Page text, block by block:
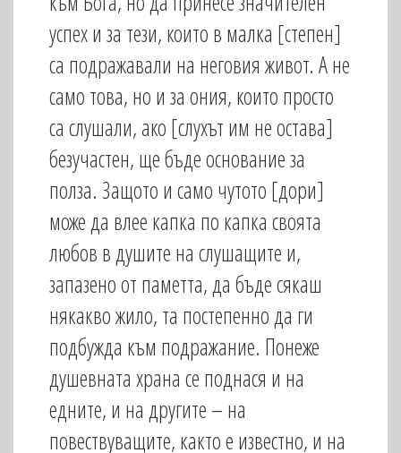
успех и за тези, които в малка [степен]
са подражавали на неговия живот. А не
само това, но и за ония, които просто
са слушали, ако [слухът им не остава]
безучастен, ще бъде основание за
полза. Защото и само чутото [дори]
може да влее капка по капка своята
любов в душите на слушащите и,
запазено от паметта, да бъде сякаш
някакво жило, та постепенно да ги
подбужда към подражание. Понеже
душевната храна се поднася и на
едните, и на другите – на
повествуващите, както е известно, и на